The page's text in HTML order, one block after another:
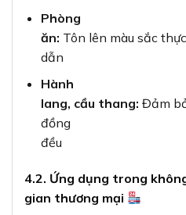
Phòng
ăn: Tôn lên màu sắc
dẫn
Hành
lang, cầu thang: Đảm
đồng
đều
4.2. Ứng dụng trong
gian thương mại